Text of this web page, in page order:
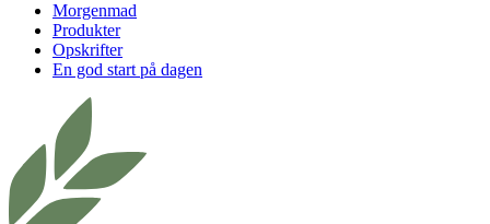
Morgenmad
Produkter
Opskrifter
En god start på dagen